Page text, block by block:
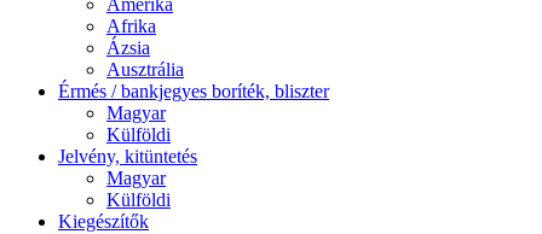
Amerika
Afrika
Ázsia
Ausztrália
Érmés / bankjegyes boríték, bliszter
Magyar
Külföldi
Jelvény, kitüntetés
Magyar
Külföldi
Kiegészítők